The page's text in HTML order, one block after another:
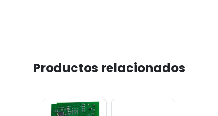
Productos relacionados